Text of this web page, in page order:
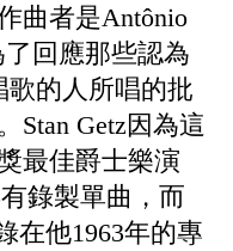
曲者是Antônio
了回應那些認為
歌的人所唱的批
Stan Getz因為這
最佳爵士樂演
錄製單曲，而
在他1963年的專